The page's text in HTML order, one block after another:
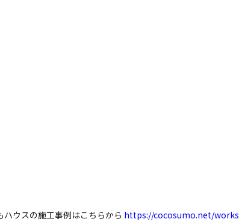
ウスの施工事例はこちらから https://cocosumo.net/works